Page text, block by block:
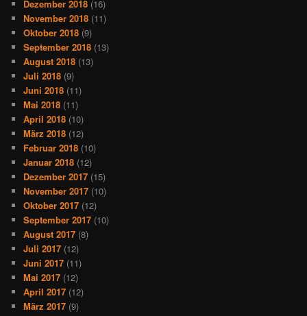
Dezember 2018 (16)
November 2018 (11)
Oktober 2018 (9)
September 2018 (13)
August 2018 (13)
Juli 2018 (9)
Juni 2018 (11)
Mai 2018 (11)
April 2018 (10)
März 2018 (12)
Februar 2018 (10)
Januar 2018 (12)
Dezember 2017 (15)
November 2017 (10)
Oktober 2017 (12)
September 2017 (10)
August 2017 (8)
Juli 2017 (12)
Juni 2017 (11)
Mai 2017 (12)
April 2017 (12)
März 2017 (9)